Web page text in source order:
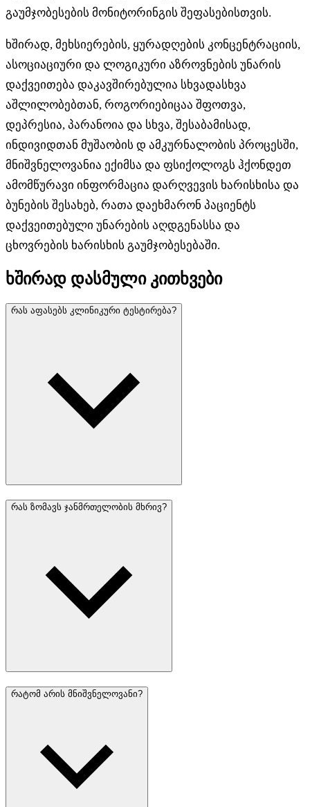
გაუმჯობესების მონიტორინგის შეფასებისთვის.
ხშირად, მეხსიერების, ყურადღების კონცენტრაციის,
ასოციაციური და ლოგიკური აზროვნების უნარის
დაქვეითება დაკავშირებულია სხვადასხვა
აშლილობებთან, როგორიებიცაა შფოთვა,
დეპრესია, პარანოია და სხვა, შესაბამისად,
ინდივიდთან მუშაობის დ ამკურნალობის პროცესში,
მნიშვნელოვანია ექიმსა და ფსიქოლოგს ჰქონდეთ
ამომწურავი ინფორმაცია დარღვევის ხარისხისა და
ბუნების შესახებ, რათა დაეხმარონ პაციენტს
დაქვეითებული უნარების აღდგენასსა და
ცხოვრების ხარისხის გაუმჯობესებაში.
ხშირად დასმული კითხვები
რას აფასებს კლინიკური ტესტირება?
რას ზომავს ჯანმრთელობის მხრივ?
რატომ არის მნიშვნელოვანი?